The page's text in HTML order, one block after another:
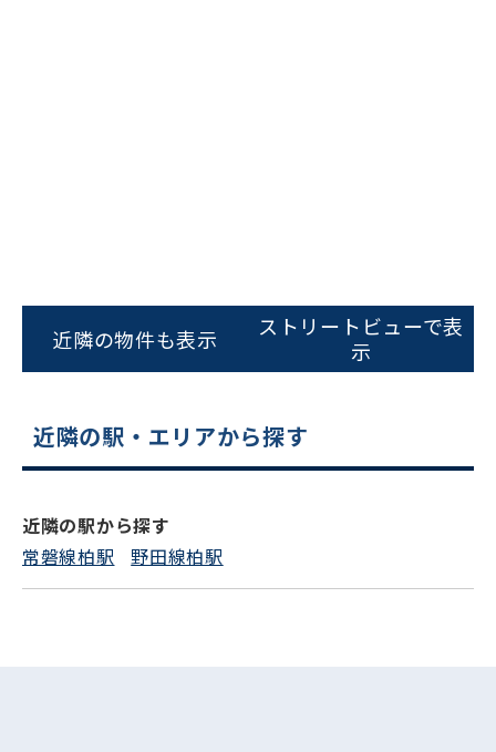
スムーズにご案内できます
0120-620-213
近隣の物件も表示
ストリートビューで表
示
近隣の駅・エリアから探す
近隣の駅から探す
常磐線柏駅
野田線柏駅